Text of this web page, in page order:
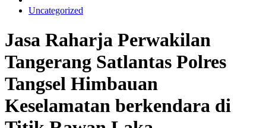
Uncategorized
Jasa Raharja Perwakilan
Tangerang Satlantas Polres
Tangsel Himbauan
Keselamatan berkendara di